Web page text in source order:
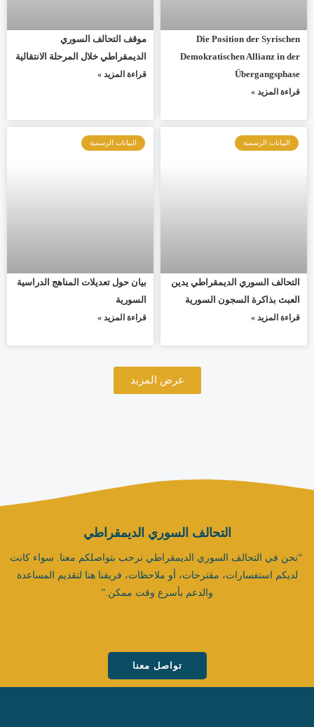
Die Position der Syrischen
Demokratischen Allianz in der
Übergangsphase
قراءة المزيد »
موقف التحالف السوري
الديمقراطي خلال المرحلة الانتقالية
قراءة المزيد »
البيانات الرسمية
التحالف السوري الديمقراطي يدين
العبث بذاكرة السجون السورية
قراءة المزيد »
البيانات الرسمية
بيان حول تعديلات المناهج الدراسية
السورية
قراءة المزيد »
عرض المزيد
التحالف السوري الديمقراطي
“نحن في التحالف السوري الديمقراطي نرحب بتواصلكم معنا. سواء كانت
لديكم استفسارات، مقترحات، أو ملاحظات، فريقنا هنا لتقديم المساعدة
والدعم بأسرع وقت ممكن.”
تواصل معنا